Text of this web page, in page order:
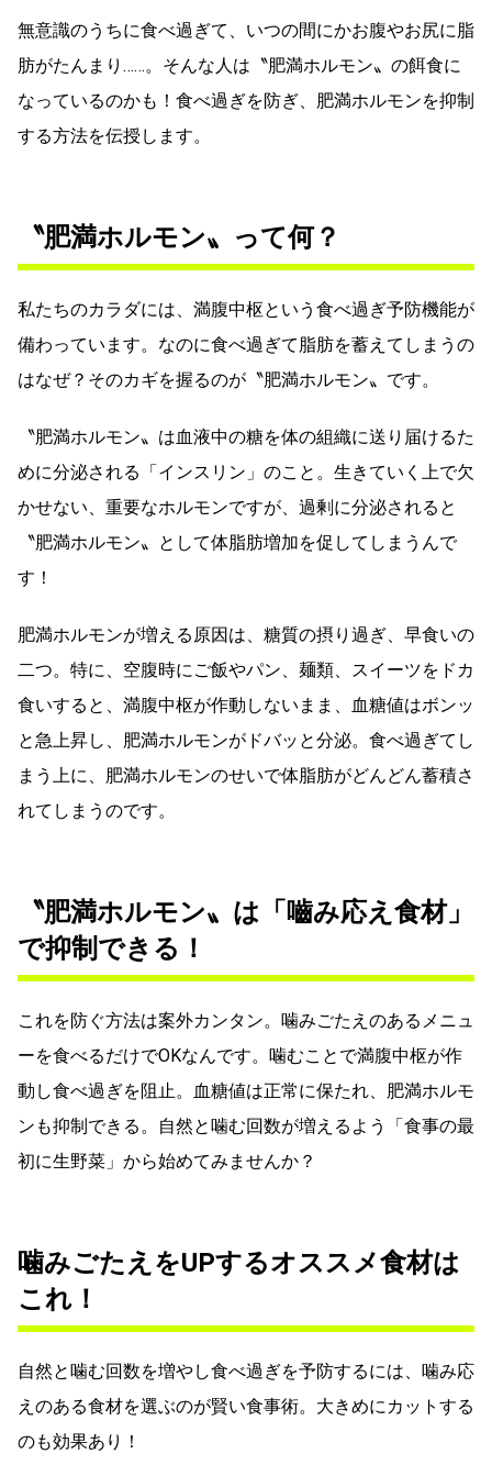
無意識のうちに食べ過ぎて、いつの間にかお腹やお尻に脂
肪がたんまり……。そんな人は〝肥満ホルモン〟の餌食に
なっているのかも！食べ過ぎを防ぎ、肥満ホルモンを抑制
する方法を伝授します。
〝肥満ホルモン〟って何？
私たちのカラダには、満腹中枢という食べ過ぎ予防機能が
備わっています。なのに食べ過ぎて脂肪を蓄えてしまうの
はなぜ？そのカギを握るのが〝肥満ホルモン〟です。
〝肥満ホルモン〟は血液中の糖を体の組織に送り届けるた
めに分泌される「インスリン」のこと。生きていく上で欠
かせない、重要なホルモンですが、過剰に分泌されると
〝肥満ホルモン〟として体脂肪増加を促してしまうんで
す！
肥満ホルモンが増える原因は、糖質の摂り過ぎ、早食いの
二つ。特に、空腹時にご飯やパン、麺類、スイーツをドカ
食いすると、満腹中枢が作動しないまま、血糖値はボンッ
と急上昇し、肥満ホルモンがドバッと分泌。食べ過ぎてし
まう上に、肥満ホルモンのせいで体脂肪がどんどん蓄積さ
れてしまうのです。
〝肥満ホルモン〟は「嚙み応え食材」
で抑制できる！
これを防ぐ方法は案外カンタン。噛みごたえのあるメニュ
ーを食べるだけでOKなんです。噛むことで満腹中枢が作
動し食べ過ぎを阻止。血糖値は正常に保たれ、肥満ホルモ
ンも抑制できる。自然と噛む回数が増えるよう「食事の最
初に生野菜」から始めてみませんか？
噛みごたえをUPするオススメ食材は
これ！
自然と噛む回数を増やし食べ過ぎを予防するには、噛み応
えのある食材を選ぶのが賢い食事術。大きめにカットする
のも効果あり！